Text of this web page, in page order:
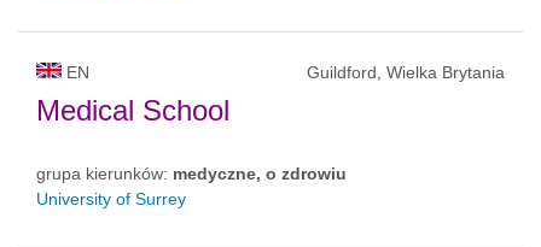
EN Guildford, Wielka Brytania
Medical School
grupa kierunków: medyczne, o zdrowiu
University of Surrey